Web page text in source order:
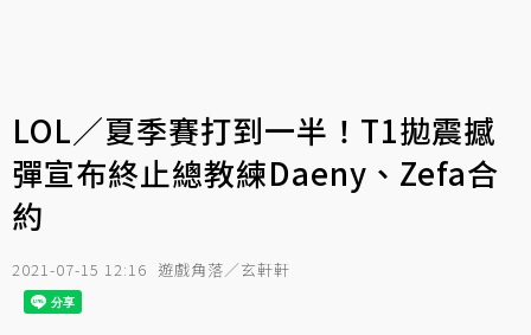
LOL／夏季賽打到一半！T1拋震撼
彈宣布終止總教練Daeny、Zefa合
約
2021-07-15 12:16 遊戲角落／玄軒軒